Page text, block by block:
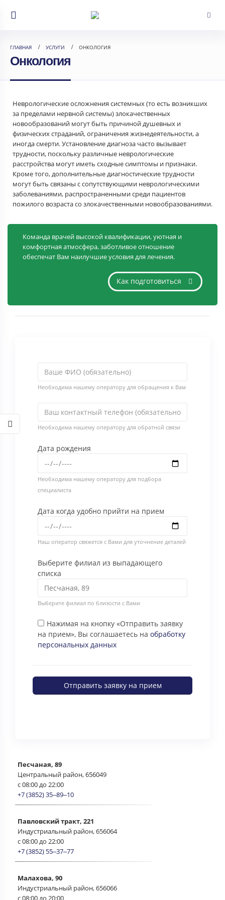
ГЛАВНАЯ УСЛУГИ ОНКОЛОГИЯ
Онкология
Неврологические осложнения системных (то есть возникших
за пределами нервной системы) злокачественных
новообразований могут быть причиной душевных и
физических страданий, ограничения жизнедеятельности, а
иногда смерти. Установление диагноза часто вызывает
трудности, поскольку различные неврологические
расстройства могут иметь сходные симптомы и признаки.
Кроме того, дополнительные диагностические трудности
могут быть связаны с сопутствующими неврологическими
заболеваниями, распространенными среди пациентов
пожилого возраста со злокачественными новообразованиями.
Команда врачей высокой квалификации, уютная и
комфортная атмосфера, заботливое отношение
обеспечат Вам наилучшие условия для лечения.
Как подготовиться
Необходима нашему оператору для обращения к Вам
Необходима нашему оператору для обратной связи
Дата рождения
Необходима нашему оператору для подбора
специалиста
Дата когда удобно прийти на прием
Наш оператор свяжется с Вами для уточнение деталей
Выберите филиал из выпадающего
списка
Выберите филиал по близости с Вами
Нажимая на кнопку «Отправить заявку
на прием», Вы соглашаетесь на обработку
персональных данных
Песчаная, 89
Центральный район, 656049
c 08:00 до 22:00
+7 (3852) 35‒89‒10
Павловский тракт, 221
Индустриальный район, 656064
c 08:00 до 22:00
+7 (3852) 55‒37‒77
Малахова, 90
Индустриальный район, 656066
c 08:00 до 20:00